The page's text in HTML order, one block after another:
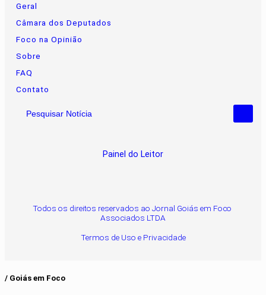
Geral
Câmara dos Deputados
Foco na Opinião
Sobre
FAQ
Contato
Pesquisar Notícia
Painel do Leitor
Todos os direitos reservados ao Jornal Goiás em Foco
Associados LTDA
Termos de Uso e Privacidade
/ Goiás em Foco